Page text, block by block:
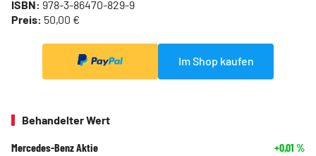
ISBN: 978-3-86470-829-9
Preis: 50,00 €
Im Shop kaufen
Behandelter Wert
Mercedes-Benz Aktie +0,01 %